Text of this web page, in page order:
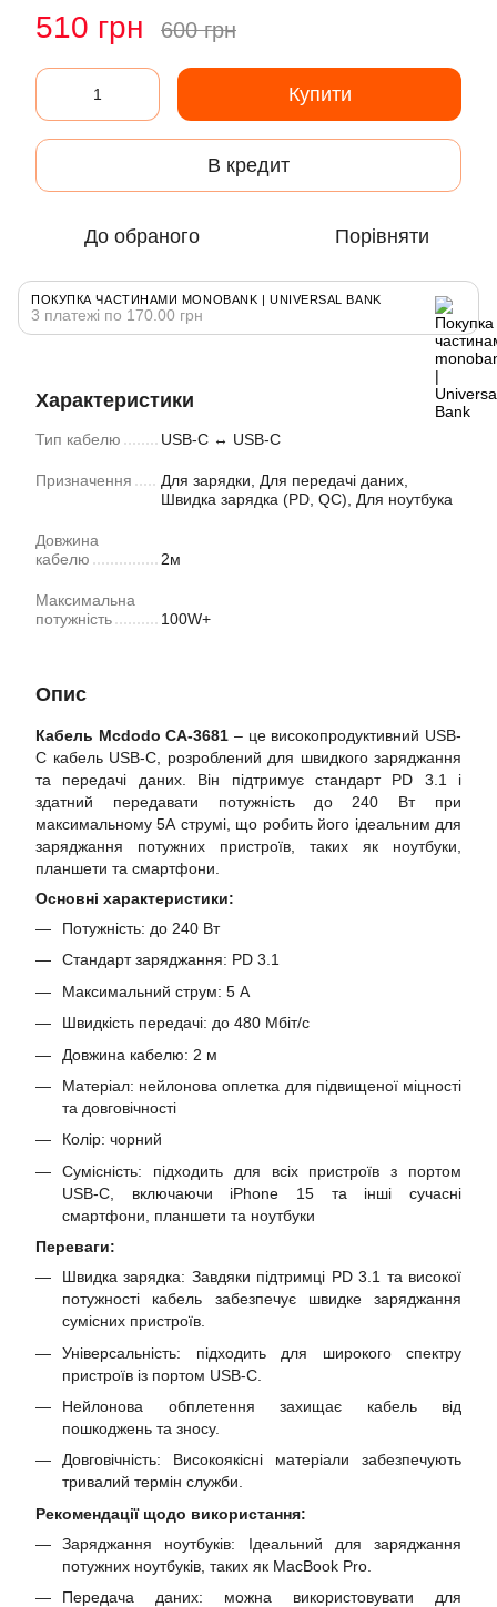
510 грн 600 грн
Купити
В кредит
До обраного Порівняти
ПОКУПКА ЧАСТИНАМИ MONOBANK | UNIVERSAL BANK
3 платежі по 170.00 грн
Характеристики
Тип кабелю USB-C ↔ USB-C
Призначення
Для зарядки, Для передачі даних,
Швидка зарядка (PD, QC), Для ноутбука
Довжина
кабелю
2м
Максимальна
потужність
100W+
Опис
Кабель Mcdodo CA-3681 – це високопродуктивний USB-
C кабель USB-C, розроблений для швидкого заряджання
та передачі даних. Він підтримує стандарт PD 3.1 і
здатний передавати потужність до 240 Вт при
максимальному 5А струмі, що робить його ідеальним для
заряджання потужних пристроїв, таких як ноутбуки,
планшети та смартфони.
Основні характеристики:
Потужність: до 240 Вт
Стандарт заряджання: PD 3.1
Максимальний струм: 5 А
Швидкість передачі: до 480 Мбіт/с
Довжина кабелю: 2 м
Матеріал: нейлонова оплетка для підвищеної міцності
та довговічності
Колір: чорний
Сумісність: підходить для всіх пристроїв з портом
USB-C, включаючи iPhone 15 та інші сучасні
смартфони, планшети та ноутбуки
Переваги:
Швидка зарядка: Завдяки підтримці PD 3.1 та високої
потужності кабель забезпечує швидке заряджання
сумісних пристроїв.
Універсальність: підходить для широкого спектру
пристроїв із портом USB-C.
Нейлонова обплетення захищає кабель від
пошкоджень та зносу.
Довговічність: Високоякісні матеріали забезпечують
тривалий термін служби.
Рекомендації щодо використання:
Заряджання ноутбуків: Ідеальний для заряджання
потужних ноутбуків, таких як MacBook Pro.
Передача даних: можна використовувати для